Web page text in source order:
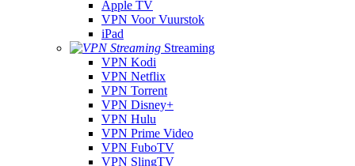
Apple TV
VPN Voor Vuurstok
iPad
Streaming
VPN Kodi
VPN Netflix
VPN Torrent
VPN Disney+
VPN Hulu
VPN Prime Video
VPN FuboTV
VPN SlingTV